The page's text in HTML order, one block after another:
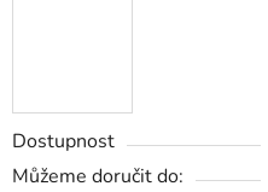
Dostupnost
Můžeme doručit do: